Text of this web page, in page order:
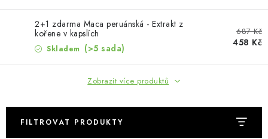
2+1 zdarma Maca peruánská - Extrakt z
kořene v kapslích
Skladem (>5 sada)
687 Kč
458 Kč
Zobrazit více produktů
FILTROVAT PRODUKTY